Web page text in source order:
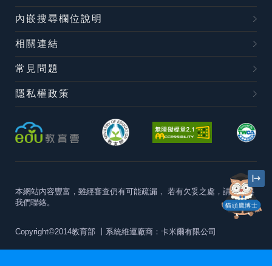
貓頭鷹博士
內嵌搜尋欄位說明
相關連結
常見問題
隱私權政策
本網站內容豐富，雖經審查仍有可能疏漏， 若有欠妥之處，請隨時與
我們聯絡。
Copyright©2014教育部 丨系統維運廠商：卡米爾有限公司